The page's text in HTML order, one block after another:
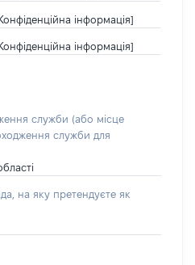
інформація]
інформація]
служби (або місце
служби для
на яку претендуєте як